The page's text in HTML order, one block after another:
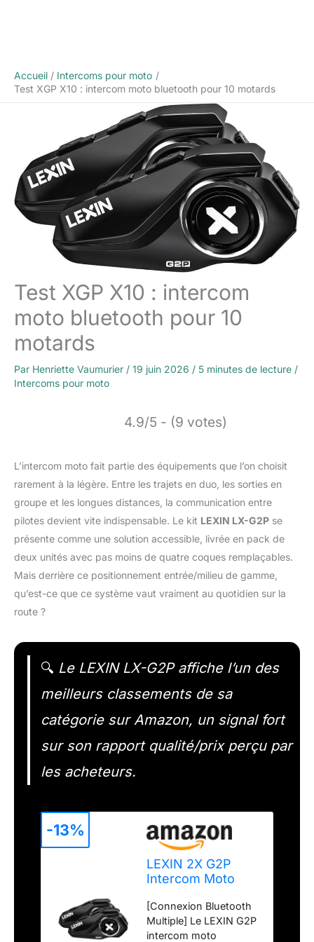
Accueil
Intercoms pour moto
Test XGP X10 : intercom moto bluetooth pour 10 motards
Test XGP X10 : intercom
moto bluetooth pour 10
motards
Par Henriette Vaumurier / 19 juin 2026 / 5 minutes de lecture /
Intercoms pour moto
4.9/5 - (9 votes)
L’intercom moto fait partie des équipements que l’on choisit
rarement à la légère. Entre les trajets en duo, les sorties en
groupe et les longues distances, la communication entre
pilotes devient vite indispensable. Le kit LEXIN LX-G2P se
présente comme une solution accessible, livrée en pack de
deux unités avec pas moins de quatre coques remplaçables.
Mais derrière ce positionnement entrée/milieu de gamme,
qu’est-ce que ce système vaut vraiment au quotidien sur la
route ?
🔍 Le LEXIN LX-G2P affiche l’un des
meilleurs classements de sa
catégorie sur Amazon, un signal fort
sur son rapport qualité/prix perçu par
les acheteurs.
LEXIN 2X G2P
Intercom Moto
Casques avec 4
Coques
Remplaçable
[Connexion Bluetooth
Multiple] Le LEXIN G2P
intercom moto
-13%